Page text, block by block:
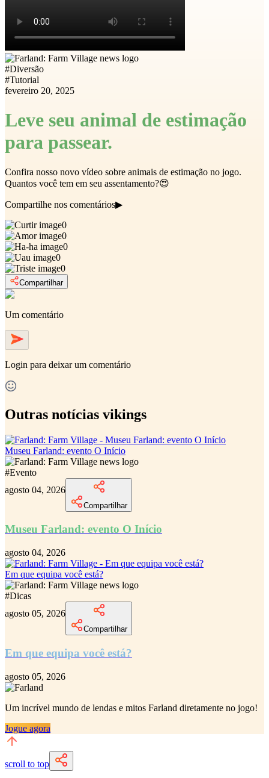
#Diversão
#Tutorial
fevereiro 20, 2025
Leve seu animal de estimação
para passear.
Confira nosso novo vídeo sobre animais de estimação no jogo.
Quantos você tem em seu assentamento?😍
Compartilhe nos comentários▶
0
0
0
0
0
Compartilhar
Um comentário
Login para deixar um comentário
Outras notícias vikings
Museu Farland: evento O Início
#Evento
agosto 04, 2026
Compartilhar
Museu Farland: evento O Início
agosto 04, 2026
Em que equipa você está?
#Dicas
agosto 05, 2026
Compartilhar
Em que equipa você está?
agosto 05, 2026
Um incrível mundo de lendas e mitos Farland diretamente no jogo!
Jogue agora
scroll to top